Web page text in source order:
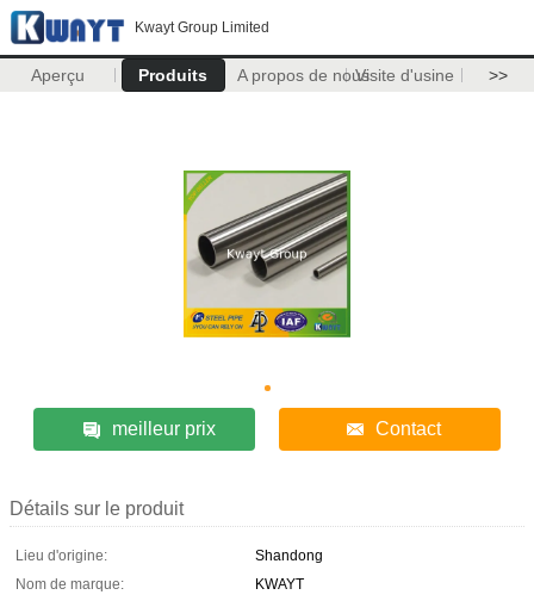
Kwayt Group Limited
Aperçu Produits A propos de nousVisite d'usine >>
meilleur prix Contact
Détails sur le produit
Lieu d'origine:
Shandong
Nom de marque:
KWAYT